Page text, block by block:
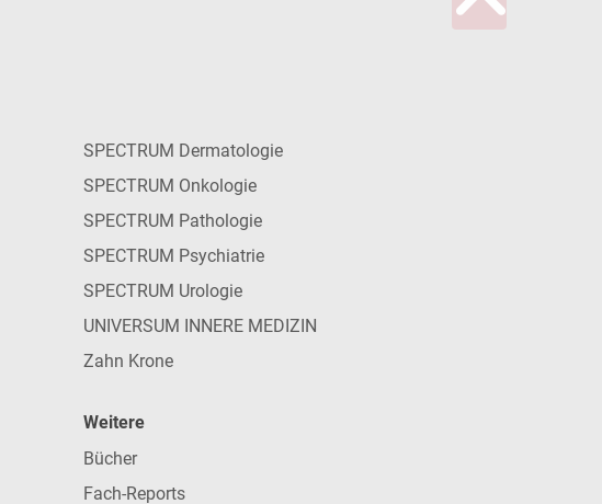
SPECTRUM Dermatologie
SPECTRUM Onkologie
SPECTRUM Pathologie
SPECTRUM Psychiatrie
SPECTRUM Urologie
UNIVERSUM INNERE MEDIZIN
Zahn Krone
Weitere
Bücher
Fach-Reports